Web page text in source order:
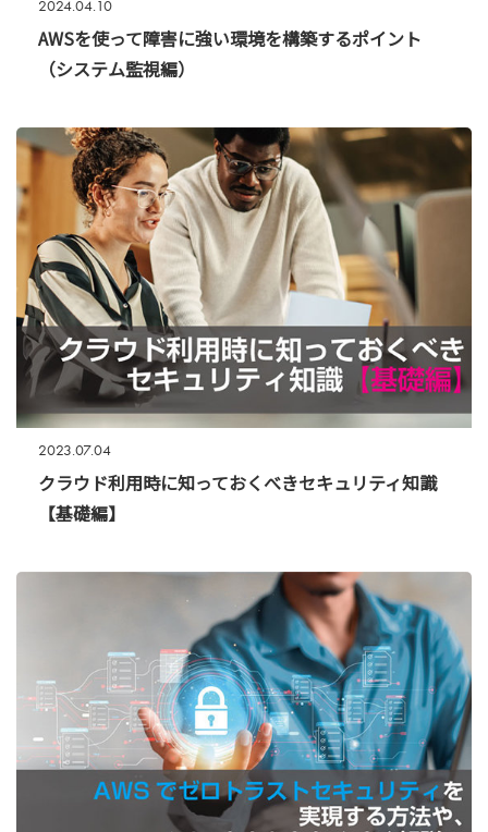
2024.04.10
AWSを使って障害に強い環境を構築するポイント
（システム監視編）
2023.07.04
クラウド利用時に知っておくべきセキュリティ知識
【基礎編】